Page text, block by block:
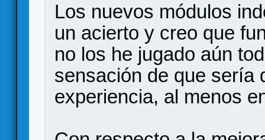
Los nuevos módulos
un acierto y creo que
no los he jugado aún
sensación de que sería
experiencia, al menos